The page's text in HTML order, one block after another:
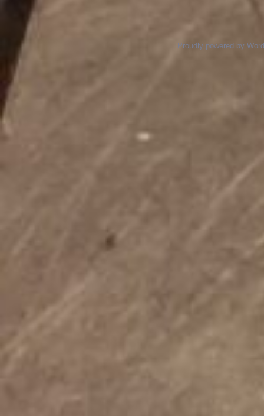
Proudly powered by